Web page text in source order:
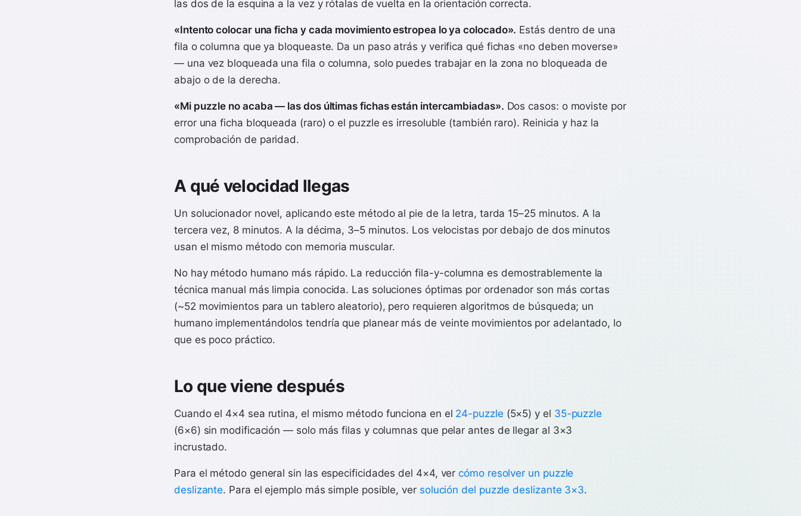
las dos de la esquina a la vez y rótalas de vuelta en la orientación correcta.
«Intento colocar una ficha y cada movimiento estropea lo ya colocado». Estás dentro de una
fila o columna que ya bloqueaste. Da un paso atrás y verifica qué fichas «no deben moverse»
— una vez bloqueada una fila o columna, solo puedes trabajar en la zona no bloqueada de
abajo o de la derecha.
«Mi puzzle no acaba — las dos últimas fichas están intercambiadas». Dos casos: o moviste por
error una ficha bloqueada (raro) o el puzzle es irresoluble (también raro). Reinicia y haz la
comprobación de paridad.
A qué velocidad llegas
Un solucionador novel, aplicando este método al pie de la letra, tarda 15–25 minutos. A la
tercera vez, 8 minutos. A la décima, 3–5 minutos. Los velocistas por debajo de dos minutos
usan el mismo método con memoria muscular.
No hay método humano más rápido. La reducción fila-y-columna es demostrablemente la
técnica manual más limpia conocida. Las soluciones óptimas por ordenador son más cortas
(~52 movimientos para un tablero aleatorio), pero requieren algoritmos de búsqueda; un
humano implementándolos tendría que planear más de veinte movimientos por adelantado, lo
que es poco práctico.
Lo que viene después
Cuando el 4×4 sea rutina, el mismo método funciona en el 24-puzzle (5×5) y el 35-puzzle
(6×6) sin modificación — solo más filas y columnas que pelar antes de llegar al 3×3
incrustado.
Para el método general sin las especificidades del 4×4, vercómo resolver un puzzle
deslizante. Para el ejemplo más simple posible, ver solución del puzzle deslizante 3×3.